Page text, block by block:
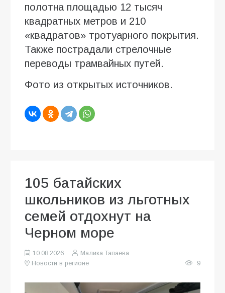
полотна площадью 12 тысяч
квадратных метров и 210
«квадратов» тротуарного покрытия.
Также пострадали стрелочные
переводы трамвайных путей.
Фото из открытых источников.
105 батайских
школьников из льготных
семей отдохнут на
Черном море
10.08.2026
Малика Тапаева
Новости в регионе
9